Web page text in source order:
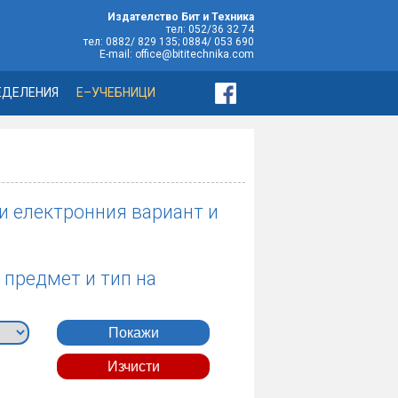
Издателство Бит и Техника
тел: 052/36 32 74
тел: 0882/ 829 135; 0884/ 053 690
E-mail: office@bititechnika.com
Е–УЧЕБНИЦИ
електронния вариант и
предмет и тип на